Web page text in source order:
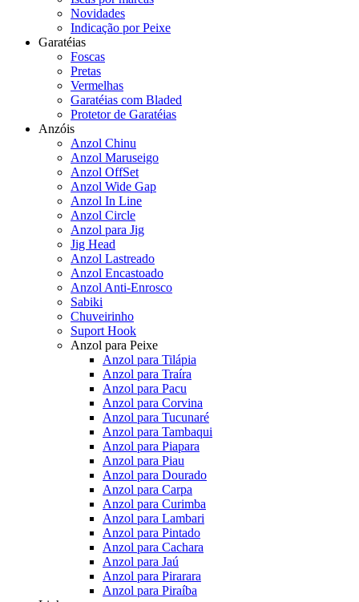
Novidades
Indicação por Peixe
Garatéias
Foscas
Pretas
Vermelhas
Garatéias com Bladed
Protetor de Garatéias
Anzóis
Anzol Chinu
Anzol Maruseigo
Anzol OffSet
Anzol Wide Gap
Anzol In Line
Anzol Circle
Anzol para Jig
Jig Head
Anzol Lastreado
Anzol Encastoado
Anzol Anti-Enrosco
Sabiki
Chuveirinho
Suport Hook
Anzol para Peixe
Anzol para Tilápia
Anzol para Traíra
Anzol para Pacu
Anzol para Corvina
Anzol para Tucunaré
Anzol para Tambaqui
Anzol para Piapara
Anzol para Piau
Anzol para Dourado
Anzol para Carpa
Anzol para Curimba
Anzol para Lambari
Anzol para Pintado
Anzol para Cachara
Anzol para Jaú
Anzol para Pirarara
Anzol para Piraíba